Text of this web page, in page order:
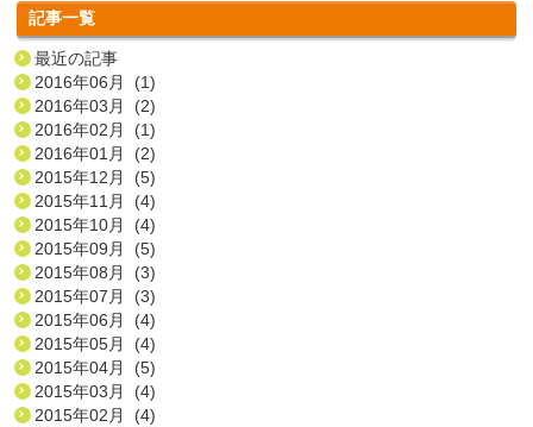
記事一覧
最近の記事
2016年06月 (1)
2016年03月 (2)
2016年02月 (1)
2016年01月 (2)
2015年12月 (5)
2015年11月 (4)
2015年10月 (4)
2015年09月 (5)
2015年08月 (3)
2015年07月 (3)
2015年06月 (4)
2015年05月 (4)
2015年04月 (5)
2015年03月 (4)
2015年02月 (4)